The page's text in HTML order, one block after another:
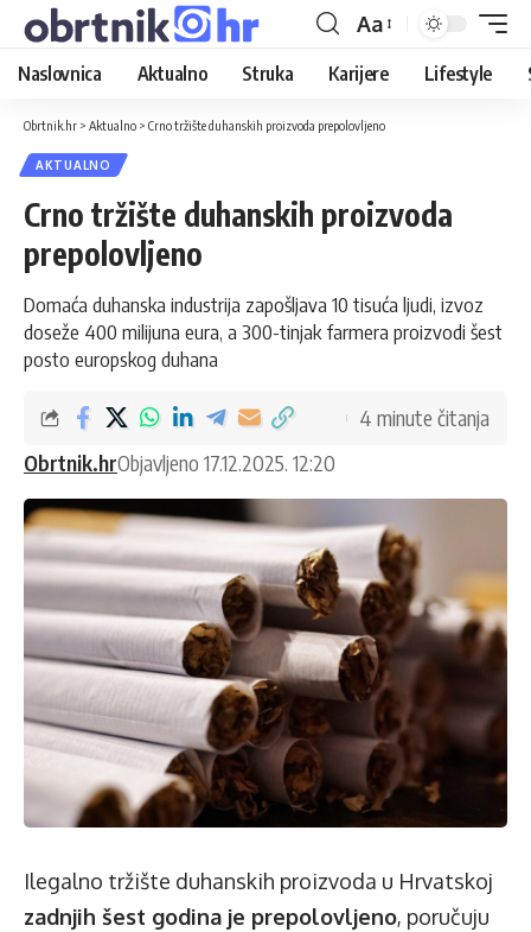
Aa
Naslovnica Aktualno Struka Karijere Lifestyle
Obrtnik.hr > Aktualno > Crno tržište duhanskih proizvoda prepolovljeno
AKTUALNO
Crno tržište duhanskih proizvoda
prepolovljeno
Domaća duhanska industrija zapošljava 10 tisuća ljudi, izvoz
doseže 400 milijuna eura, a 300-tinjak farmera proizvodi šest
posto europskog duhana
Obrtnik.hrObjavljeno 17.12.2025. 12:20
4 minute čitanja
Ilegalno tržište duhanskih proizvoda u Hrvatskoj
zadnjih šest godina je prepolovljeno, poručuju